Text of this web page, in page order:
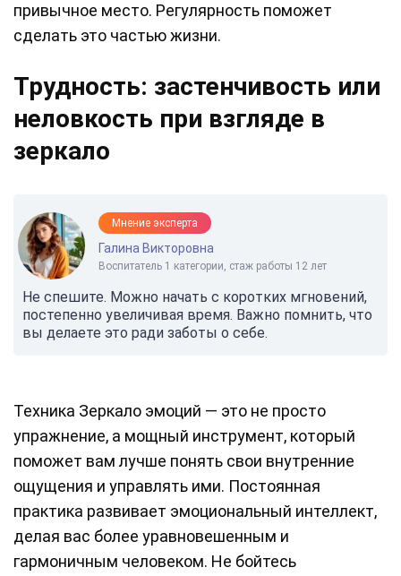
привычное место. Регулярность поможет
сделать это частью жизни.
Трудность: застенчивость или
неловкость при взгляде в
зеркало
Мнение эксперта
Галина Викторовна
Воспитатель 1 категории, стаж работы 12 лет
Не спешите. Можно начать с коротких мгновений,
постепенно увеличивая время. Важно помнить, что
вы делаете это ради заботы о себе.
Техника Зеркало эмоций — это не просто
упражнение, а мощный инструмент, который
поможет вам лучше понять свои внутренние
ощущения и управлять ими. Постоянная
практика развивает эмоциональный интеллект,
делая вас более уравновешенным и
гармоничным человеком. Не бойтесь